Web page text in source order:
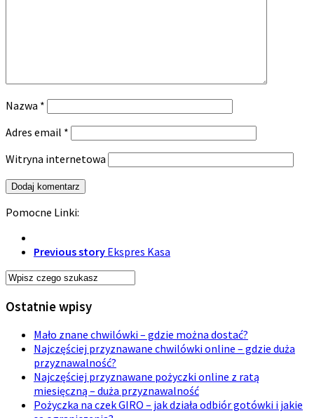
Nazwa *
Adres email *
Witryna internetowa
Pomocne Linki:
Previous story Ekspres Kasa
Ostatnie wpisy
Mało znane chwilówki – gdzie można dostać?
Najczęściej przyznawane chwilówki online – gdzie duża
przyznawalność?
Najczęściej przyznawane pożyczki online z ratą
miesięczną – duża przyznawalność
Pożyczka na czek GIRO – jak działa odbiór gotówki i jakie